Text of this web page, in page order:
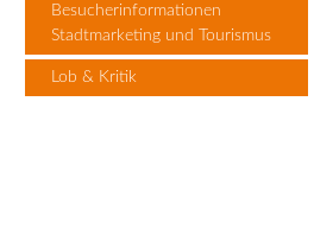
Besucherinformationen
Stadtmarketing und Tourismus
Lob & Kritik